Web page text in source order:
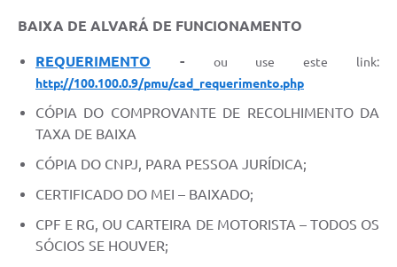
BAIXA DE ALVARÁ DE FUNCIONAMENTO
REQUERIMENTO - ou use este link:
http://100.100.0.9/pmu/cad_requerimento.php
CÓPIA DO COMPROVANTE DE RECOLHIMENTO DA
TAXA DE BAIXA
CÓPIA DO CNPJ, PARA PESSOA JURÍDICA;
CERTIFICADO DO MEI – BAIXADO;
CPF E RG, OU CARTEIRA DE MOTORISTA – TODOS OS
SÓCIOS SE HOUVER;